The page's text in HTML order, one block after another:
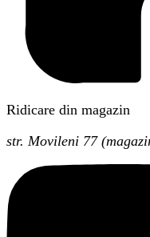
Ridicare din magazin
str. Movileni 77